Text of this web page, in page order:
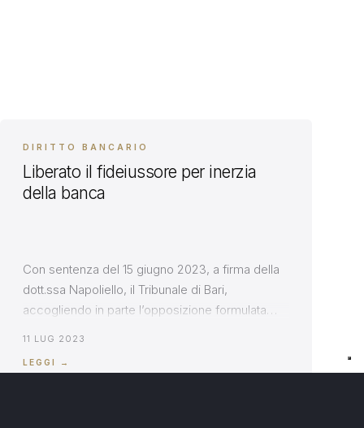
DIRITTO BANCARIO
Liberato il fideiussore per inerzia
della banca
Con sentenza del 15 giugno 2023, a firma della
dott.ssa Napoliello, il Tribunale di Bari,
accogliendo in parte l’opposizione formulata
impagato, ha dichiarato liberato il fideiussore, in
11 LUG 2023
LEGGI →